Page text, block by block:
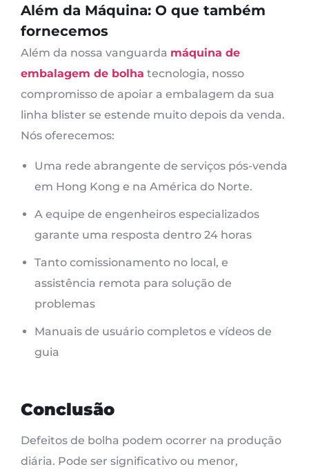
Além da Máquina: O que também
fornecemos
Além da nossa vanguarda máquina de
embalagem de bolha tecnologia, nosso
compromisso de apoiar a embalagem da sua
linha blister se estende muito depois da venda.
Nós oferecemos:
Uma rede abrangente de serviços pós-venda
em Hong Kong e na América do Norte.
A equipe de engenheiros especializados
garante uma resposta dentro 24 horas
Tanto comissionamento no local, e
assistência remota para solução de
problemas
Manuais de usuário completos e vídeos de
guia
Conclusão
Defeitos de bolha podem ocorrer na produção
diária. Pode ser significativo ou menor,